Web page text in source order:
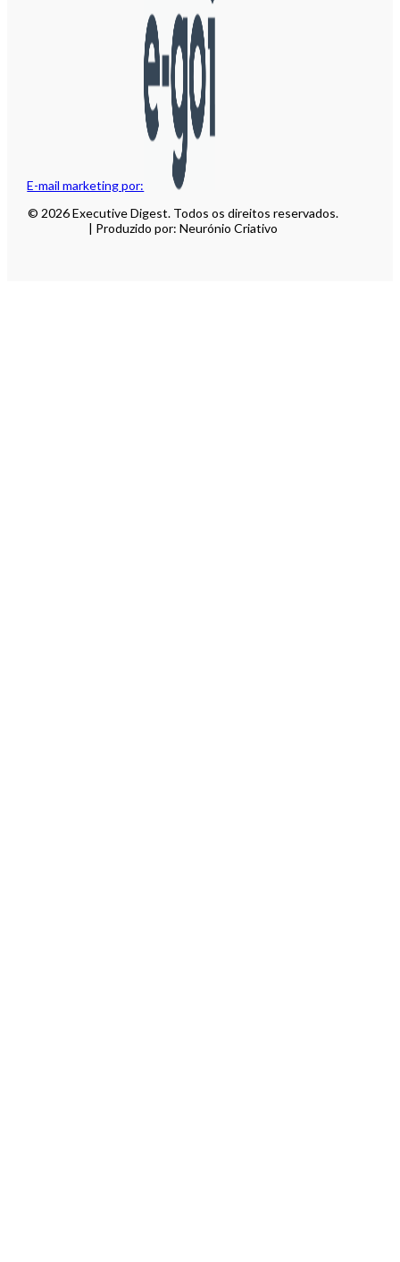
E-mail marketing por:
© 2026 Executive Digest. Todos os direitos reservados.
| Produzido por: Neurónio Criativo